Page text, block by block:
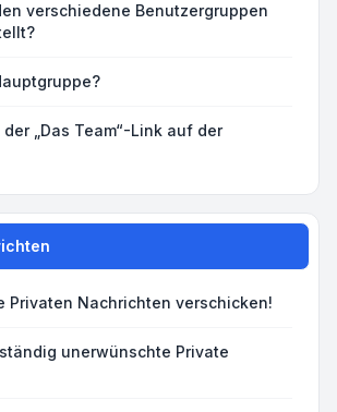
verschiedene Benutzergruppen
„Das Team“-Link auf der
Privaten Nachrichten verschicken!
unerwünschte Private